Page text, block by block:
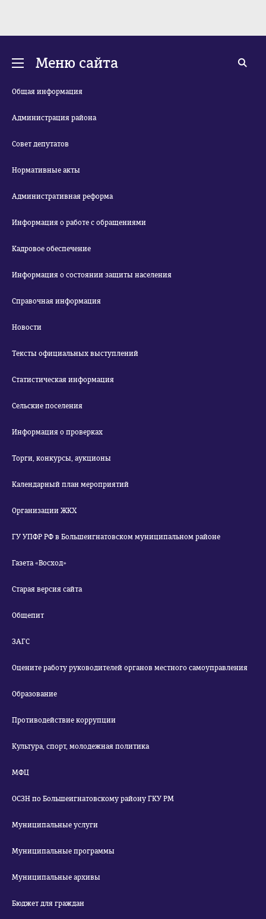
Меню сайта
Общая информация
Администрация района
Совет депутатов
Нормативные акты
Административная реформа
Информация о работе с обращениями
Кадровое обеспечение
Информация о состоянии защиты населения
Справочная информация
Новости
Тексты официальных выступлений
Статистическая информация
Сельские поселения
Информация о проверках
Торги, конкурсы, аукционы
Календарный план мероприятий
Организации ЖКХ
ГУ УПФР РФ в Большеигнатовском муниципальном районе
Газета «Восход»
Старая версия сайта
Общепит
ЗАГС
Оцените работу руководителей органов местного самоуправления
Образование
Противодействие коррупции
Культура, спорт, молодежная политика
МФЦ
ОСЗН по Большеигнатовскому району ГКУ РМ
Муниципальные услуги
Муниципальные программы
Муниципальные архивы
Бюджет для граждан